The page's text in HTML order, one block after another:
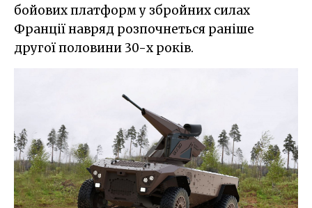
бойових платформ у збройних силах
Франції навряд розпочнеться раніше
другої половини 30-х років.